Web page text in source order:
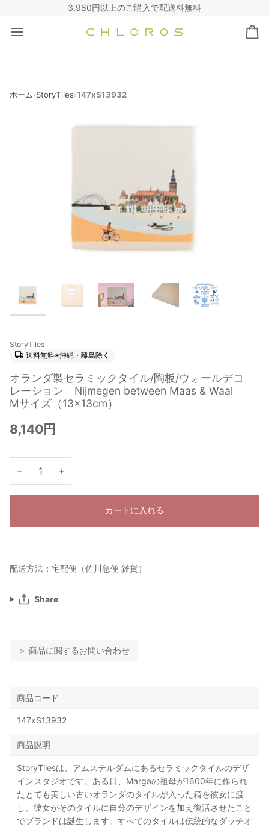
3,980円以上のご購入で配送料無料
カ
ー
ホーム›StoryTiles›147xS13932
StoryTiles
送料無料※沖縄・離島除く
オランダ製セラミックタイル/陶板/ウォールデコ
レーション Nijmegen between Maas & Waal
Mサイズ（13×13cm）
8,140円
− +
カートに入れる
配送方法：宅配便（佐川急便 雑貨）
Share
＞ 商品に関するお問い合わせ
商品コード
147xS13932
商品説明
StoryTilesは、アムステルダムにあるセラミックタイルのデザ
インスタジオです。ある日、Margaの祖母が1600年に作られ
たとても美しい古いオランダのタイルが入った箱を彼女に渡
し、彼女がそのタイルに自分のデザインを加え復活させたこと
でブランドは誕生します。すべてのタイルは伝統的なダッチオ